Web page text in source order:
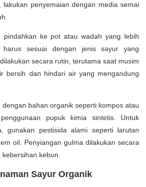
lakukan penyemaian dengan media semai
pindahkan ke pot atau wadah yang lebih
harus sesuai dengan jenis sayur yang
secara rutin, terutama saat musim
bersih dan hindari air yang mengandung
dengan bahan organik seperti kompos atau
pupuk kimia sintetis. Untuk
gunakan pestisida alami seperti larutan
oil. Penyiangan gulma dilakukan secara
kebun.
Sayur Organik